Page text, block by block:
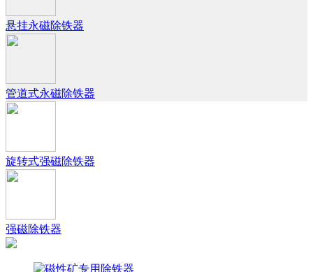
悬挂永磁除铁器
管道式永磁除铁器
旋转式强磁除铁器
强磁除铁器